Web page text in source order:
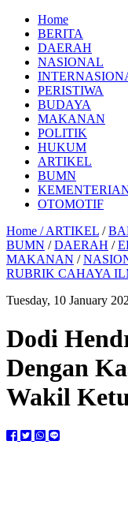
Home
BERITA
DAERAH
NASIONAL
PERISTIWA
BUDAYA
MAKANAN
POLITIK
HUKUM
ARTIKEL
BUMN
OTOMOTIF
Home /ARTIKEL /
BUMN /DAERAH /
MAKANAN /
RUBRIK CAHAYA
Tuesday, 10 January
Dodi
Dengan
Wakil